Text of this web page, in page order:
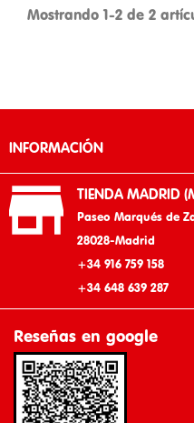
Mostrando 1-2 de 2
INFORMACIÓN
 TIENDA MADRID
Paseo Marqués de
28028-Madrid
+34 916 759 158
+34 648 639 287
Reseñas en google